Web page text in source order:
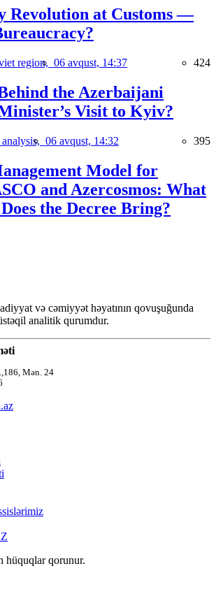
Revolution at Customs —
region, 06 avqust, 14:37 424
the Azerbaijani
Visit to Kyiv?
06 avqust, 14:32 395
Model for
and Azercosmos: What
the Decree Bring?
və cəmiyyət həyatının qovuşuğunda
analitik qurumdur.
Mən. 24
hüquqlar qorunur.